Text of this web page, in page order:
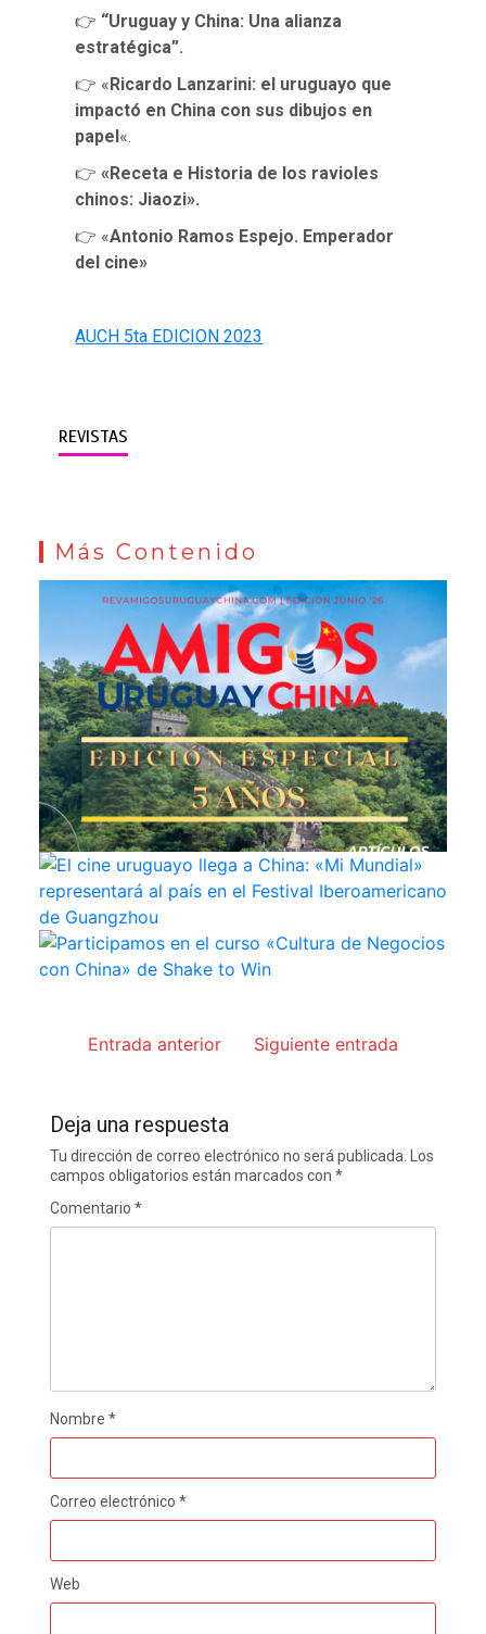
👉 “Uruguay y China: Una alianza
estratégica”.
👉 «Ricardo Lanzarini: el uruguayo que
impactó en China con sus dibujos en
papel«.
👉«Receta e Historia de los ravioles
chinos: Jiaozi».
👉 «Antonio Ramos Espejo. Emperador
del cine»
AUCH 5ta EDICION 2023
REVISTAS
Más Contenido
Entrada anterior Siguiente entrada
Deja una respuesta
Tu dirección de correo electrónico no será publicada. Los
campos obligatorios están marcados con *
Comentario *
Nombre *
Correo electrónico *
Web